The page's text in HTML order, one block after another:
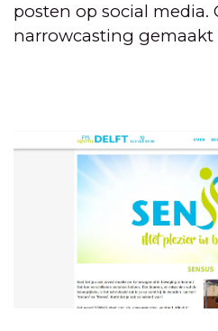
posten op social media.
narrowcasting gemaakt